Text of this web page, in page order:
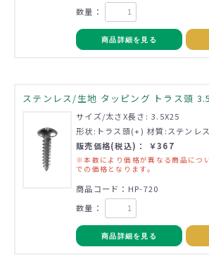
数量：
商品詳細を見る
ステンレス/生地 タッピング トラス頭
サイズ/太さX長さ: 3.5X25
形状:トラス頭(+) 材質:ステンレ
販売価格(税込)： ￥367
※本数により価格が異なる商品につ
での価格となります。
商品コード：HP-720
数量：
商品詳細を見る